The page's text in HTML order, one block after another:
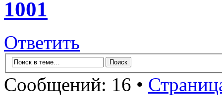
1001
Ответить
Сообщений: 16 •